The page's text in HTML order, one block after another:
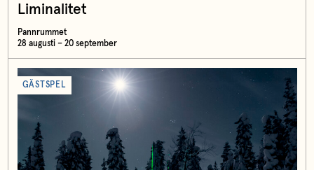
Liminalitet
Pannrummet
28 augusti – 20 september
GÄSTSPEL